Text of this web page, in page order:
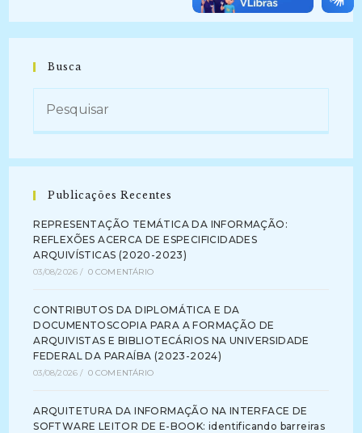
Busca
Publicações Recentes
REPRESENTAÇÃO TEMÁTICA DA INFORMAÇÃO:
REFLEXÕES ACERCA DE ESPECIFICIDADES
ARQUIVÍSTICAS (2020-2023)
03/08/2026 / 0 COMENTÁRIO
CONTRIBUTOS DA DIPLOMÁTICA E DA
DOCUMENTOSCOPIA PARA A FORMAÇÃO DE
ARQUIVISTAS E BIBLIOTECÁRIOS NA UNIVERSIDADE
FEDERAL DA PARAÍBA (2023-2024)
03/08/2026 / 0 COMENTÁRIO
ARQUITETURA DA INFORMAÇÃO NA INTERFACE DE
SOFTWARE LEITOR DE E-BOOK: identificando barreiras